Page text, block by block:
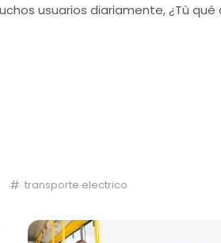
usuarios diariamente, ¿Tù
transporte electrico